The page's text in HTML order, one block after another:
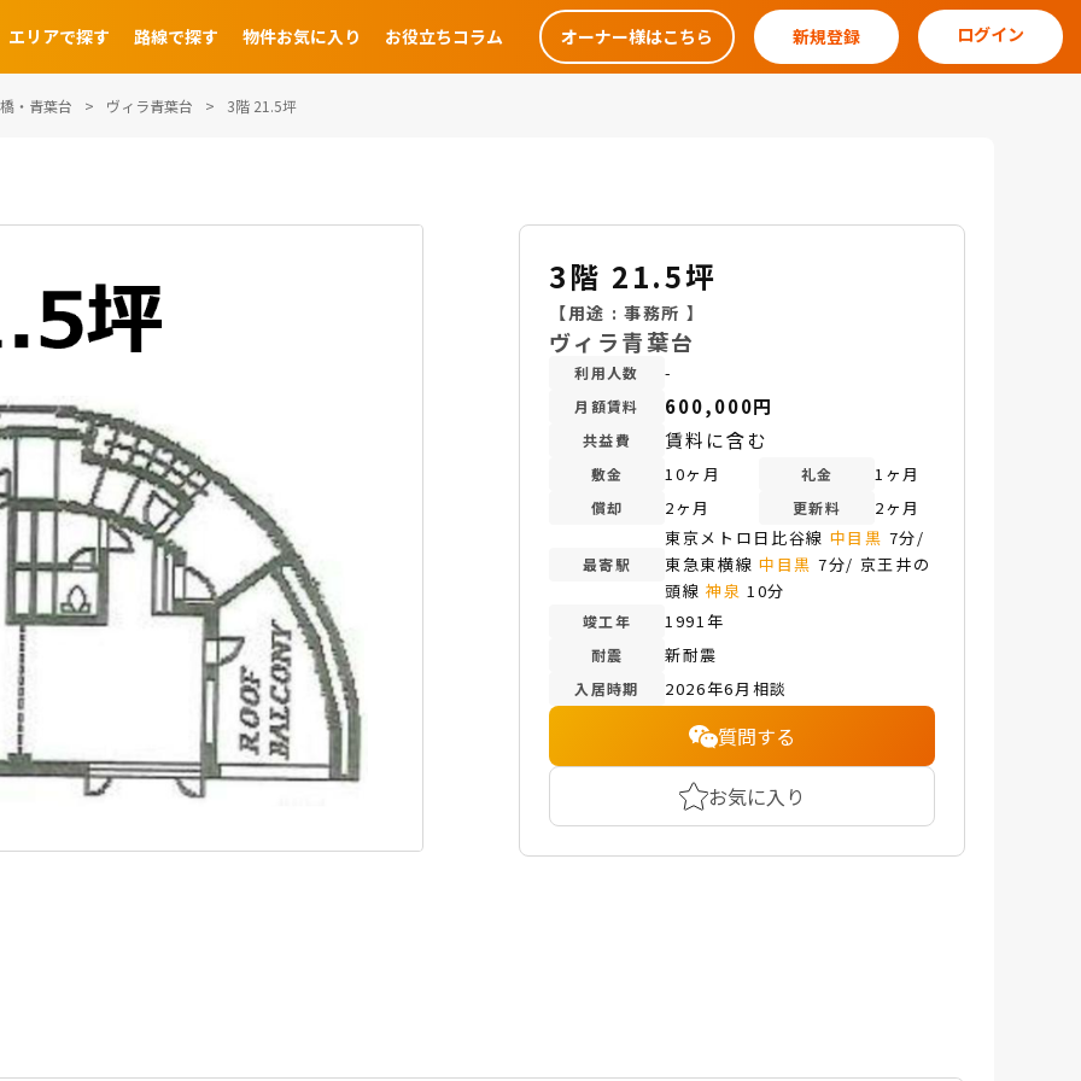
エリアで探す 路線で探す 物件お気に入り お役立ちコラム オーナー様はこちら 新規登録 ログイン
・青葉台 ヴィラ青葉台 3階 21.5坪
3階 21.5坪
【用途 :事務所 】
ヴィラ青葉台
利用人数 -
月額賃料 600,000円
共益費 賃料に含む
敷金 10ヶ月 礼金 1ヶ月
償却 2ヶ月 更新料 2ヶ月
最寄駅
東京メトロ日比谷線 中目黒 7分/
東急東横線中目黒 7分/ 京王井の
頭線神泉 10分
竣工年 1991年
耐震 新耐震
入居時期 2026年6月相談
質問する
お気に入り